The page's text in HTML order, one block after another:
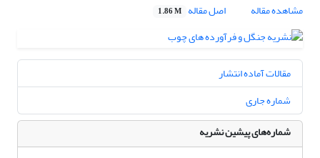
مشاهده مقاله
اصل مقاله 1.86 M
مقالات آماده انتشار
شماره جاری
شماره‌های پیشین نشریه